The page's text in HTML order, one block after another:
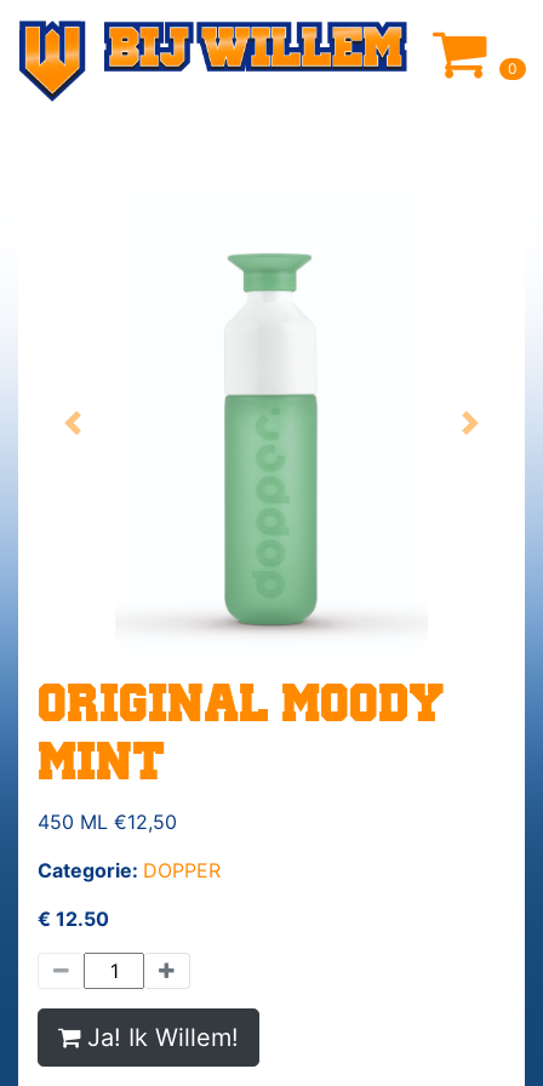
0
Previous Next
ORIGINAL MOODY
MINT
450 ML €12,50
Categorie: DOPPER
€ 12.50
Ja! Ik Willem!